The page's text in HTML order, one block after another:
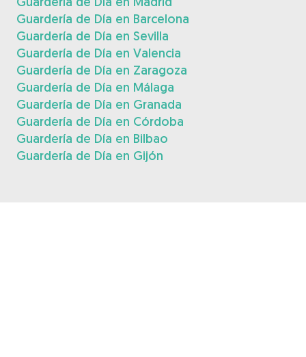
Guardería de Día en Barcelona
Guardería de Día en Sevilla
Guardería de Día en Valencia
Guardería de Día en Zaragoza
Guardería de Día en Málaga
Guardería de Día en Granada
Guardería de Día en Córdoba
Guardería de Día en Bilbao
Guardería de Día en Gijón